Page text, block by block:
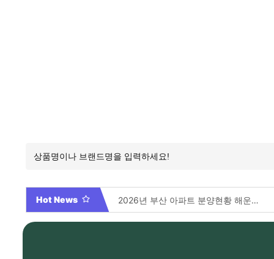
Hot News 2026년 부산 아파트 분양현황 해운대부터 에코델타까지, 전 현장 총정리 가이드